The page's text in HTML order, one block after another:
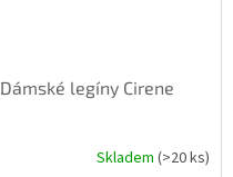
Dámské legíny Cirene
Skladem(>20 ks)